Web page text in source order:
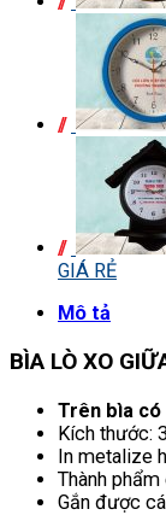
GIÁ RẺ
Mô tả
BÌA LÒ XO
Trên bìa có
Kích thước:
In metalize
Thành
Gắn được